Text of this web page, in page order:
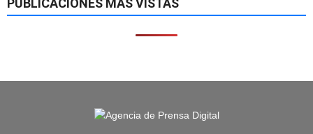
PUBLICACIONES MÁS VISTAS